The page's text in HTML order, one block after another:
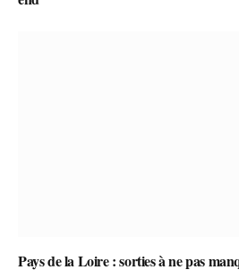
Pays de la Loire : sorties à ne pas